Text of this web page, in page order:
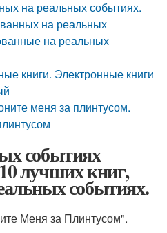
на реальных событиях.
на реальных
на реальных
книги. Электронные книги
меня за плинтусом.
событиях
лучших книг,
событиях.
Меня за Плинтусом".